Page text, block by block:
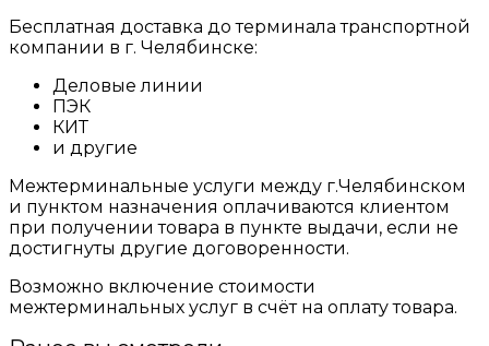
Бесплатная доставка до терминала транспортной
компании в г. Челябинске:
Деловые линии
ПЭК
КИТ
и другие
Межтерминальные услуги между г.Челябинском
и пунктом назначения оплачиваются клиентом
при получении товара в пункте выдачи, если не
достигнуты другие договоренности.
Возможно включение стоимости
межтерминальных услуг в счёт на оплату товара.